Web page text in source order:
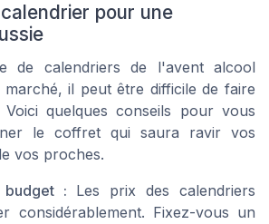
pour une
de calendriers de l'avent alcool
il peut être difficile de faire
quelques conseils pour vous
le coffret qui saura ravir vos
vos proches.
: Les prix des calendriers
considérablement. Fixez-vous un